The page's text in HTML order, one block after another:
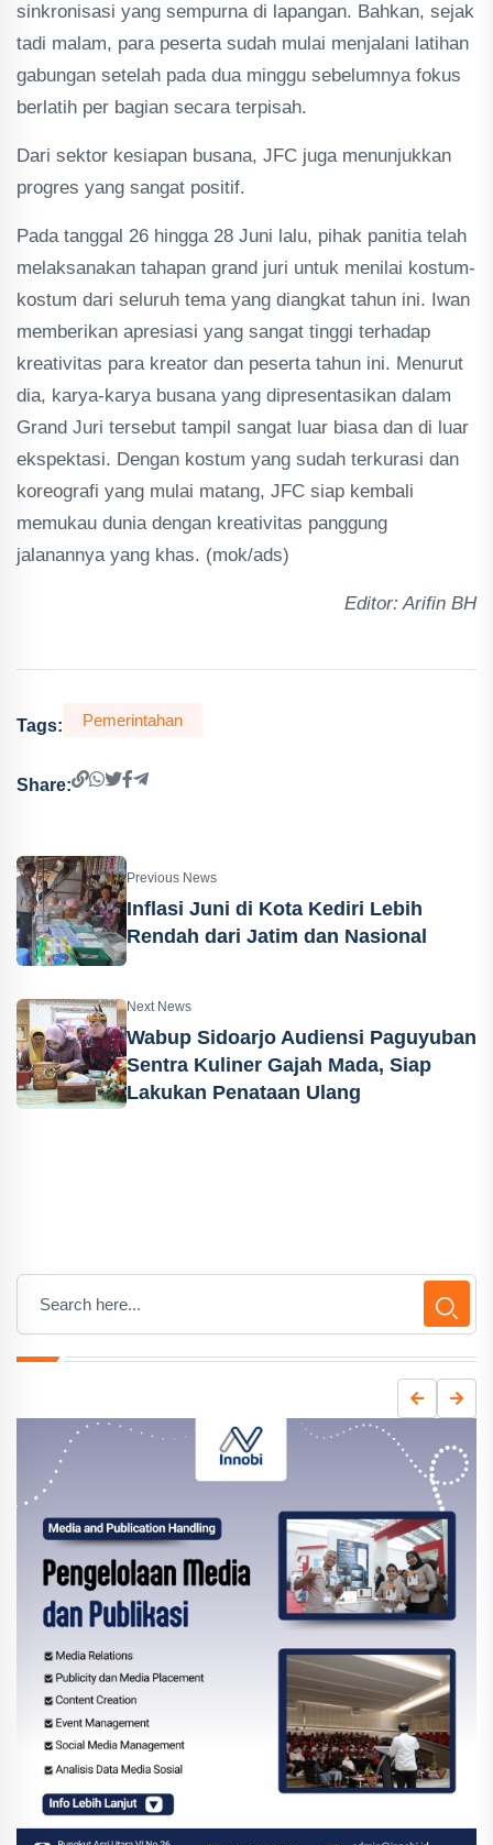
sinkronisasi yang sempurna di lapangan. Bahkan, sejak
tadi malam, para peserta sudah mulai menjalani latihan
gabungan setelah pada dua minggu sebelumnya fokus
berlatih per bagian secara terpisah.
Dari sektor kesiapan busana, JFC juga menunjukkan
progres yang sangat positif.
Pada tanggal 26 hingga 28 Juni lalu, pihak panitia telah
melaksanakan tahapan grand juri untuk menilai kostum-
kostum dari seluruh tema yang diangkat tahun ini. Iwan
memberikan apresiasi yang sangat tinggi terhadap
kreativitas para kreator dan peserta tahun ini. Menurut
dia, karya-karya busana yang dipresentasikan dalam
Grand Juri tersebut tampil sangat luar biasa dan di luar
ekspektasi. Dengan kostum yang sudah terkurasi dan
koreografi yang mulai matang, JFC siap kembali
memukau dunia dengan kreativitas panggung
jalanannya yang khas. (mok/ads)
Editor: Arifin BH
Tags: Pemerintahan
Share:
Previous News
Inflasi Juni di Kota Kediri Lebih
Rendah dari Jatim dan Nasional
Next News
Wabup Sidoarjo Audiensi Paguyuban
Sentra Kuliner Gajah Mada, Siap
Lakukan Penataan Ulang